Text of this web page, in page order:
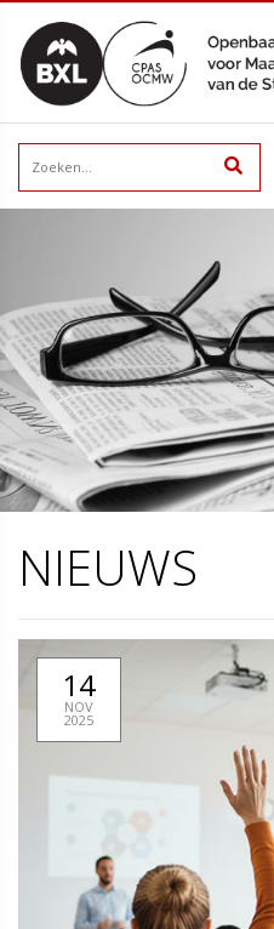
NIEUWS
14
NOV
2025